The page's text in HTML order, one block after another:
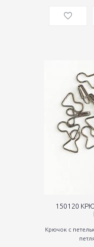
150120
Крючок с